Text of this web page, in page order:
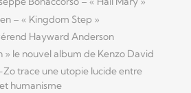
– « Kingdom Step »
Hayward Anderson
» le nouvel album de Kenzo David
Zo trace une utopie lucide entre
humanisme